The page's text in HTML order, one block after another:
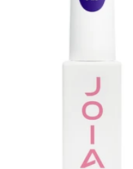
медия 0 в прозорец